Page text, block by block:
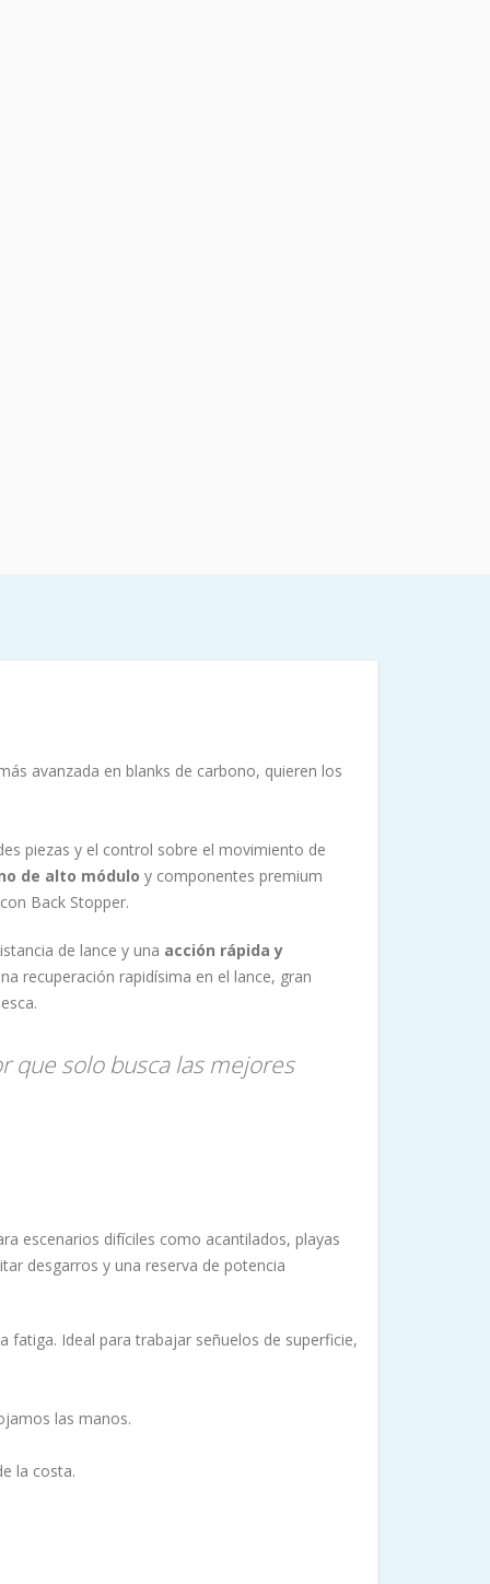
avanzada en blanks de carbono, quieren los
piezas y el control sobre el movimiento de
de alto módulo y componentes premium
Back Stopper.
de lance y una acción rápida y
recuperación rapidísima en el lance, gran
que solo busca las mejores
escenarios difíciles como acantilados, playas
desgarros y una reserva de potencia
fatiga. Ideal para trabajar señuelos de superficie,
las manos.
la costa.